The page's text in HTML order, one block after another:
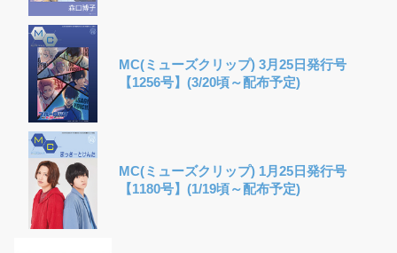
MC(ミューズクリップ) 3月25日発行号
【1256号】(3/20頃～配布予定)
MC(ミューズクリップ) 1月25日発行号
【1180号】(1/19頃～配布予定)